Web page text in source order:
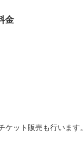
金
ット販売も行います。